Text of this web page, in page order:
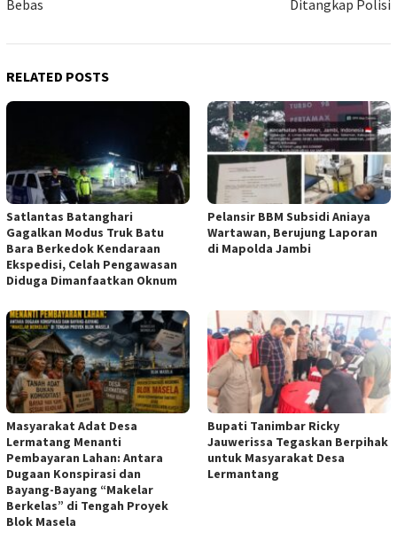
Bebas Ditangkap Polisi
RELATED POSTS
Satlantas Batanghari
Gagalkan Modus Truk Batu
Bara Berkedok Kendaraan
Ekspedisi, Celah Pengawasan
Diduga Dimanfaatkan Oknum
Pelansir BBM Subsidi Aniaya
Wartawan, Berujung Laporan
di Mapolda Jambi
Masyarakat Adat Desa
Lermatang Menanti
Pembayaran Lahan: Antara
Dugaan Konspirasi dan
Bayang-Bayang “Makelar
Berkelas” di Tengah Proyek
Blok Masela
Bupati Tanimbar Ricky
Jauwerissa Tegaskan Berpihak
untuk Masyarakat Desa
Lermantang